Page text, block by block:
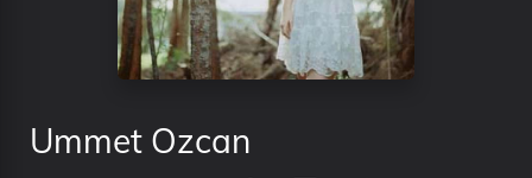
Ummet Ozcan